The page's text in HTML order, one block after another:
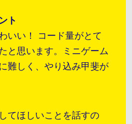
ト
いい！ コード量がとて
と思います。ミニゲーム
難しく、やり込み甲斐が
てほしいことを話すの